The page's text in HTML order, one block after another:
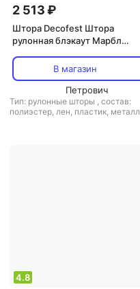
2 513 ₽
Штора Decofest Штора
рулонная блэкаут Марбл
В магазин
Петрович
Тип: рулонные шторы , состав:
полиэстер, лен, пластик, металл
4.8